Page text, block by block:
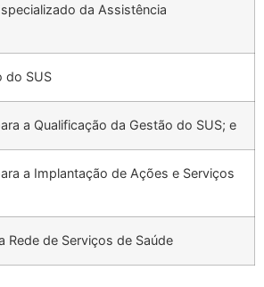
da Assistência
do SUS
a Qualificação da Gestão do SUS; e
a Implantação de Ações e Serviços
Rede de Serviços de Saúde